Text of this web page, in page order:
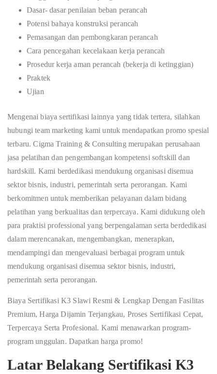
Dasar- dasar penilaian beban perancah
Potensi bahaya konstruksi perancah
Pemasangan dan pembongkaran perancah
Cara pencegahan kecelakaan kerja perancah
Prosedur kerja aman perancah (bekerja di ketinggian)
Praktek
Ujian
Mengenai biaya sertifikasi lainnya yang tidak tertera, silahkan
hubungi team marketing kami untuk mendapatkan promo spesial
terbaru. Cigma Training & Consulting merupakan perusahaan
jasa pelatihan dan pengembangan kompetensi softskill dan
hardskill. Kami berdedikasi mendukung organisasi disemua
sektor bisnis, industri, pemerintah serta perorangan. Kami
berkomitmen untuk memberikan pelayanan dalam bidang
pelatihan yang berkualitas dan terpercaya. Kami didukung oleh
para praktisi professional yang berpengalaman serta berdedikasi
dalam merencanakan, mengembangkan, menerapkan,
mendampingi dan mengevaluasi berbagai program untuk
mendukung organisasi disemua sektor bisnis, industri,
pemerintah serta perorangan.
Biaya Sertifikasi K3 Slawi Resmi & Lengkap Dengan Fasilitas
Premium, Harga Dijamin Terjangkau, Proses Sertifikasi Cepat,
Terpercaya Serta Profesional. Kami menawarkan program-
program unggulan. Dapatkan harga promo!
Latar Belakang Sertifikasi K3